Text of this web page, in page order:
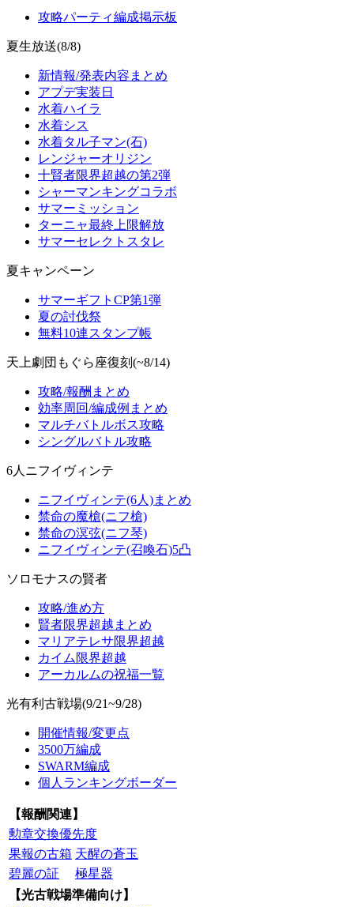
攻略パーティ編成掲示板
夏生放送(8/8)
新情報/発表内容まとめ
アプデ実装日
水着ハイラ
水着シス
水着タル子マン(石)
レンジャーオリジン
十賢者限界超越の第2弾
シャーマンキングコラボ
サマーミッション
ターニャ最終上限解放
サマーセレクトスタレ
夏キャンペーン
サマーギフトCP第1弾
夏の討伐祭
無料10連スタンプ帳
天上劇団もぐら座復刻(~8/14)
攻略/報酬まとめ
効率周回/編成例まとめ
マルチバトルボス攻略
シングルバトル攻略
6人ニフイヴィンテ
ニフイヴィンテ(6人)まとめ
禁命の魔槍(ニフ槍)
禁命の溟弦(ニフ琴)
ニフイヴィンテ(召喚石)5凸
ソロモナスの賢者
攻略/進め方
賢者限界超越まとめ
マリアテレサ限界超越
カイム限界超越
アーカルムの祝福一覧
光有利古戦場(9/21~9/28)
開催情報/変更点
3500万編成
SWARM編成
個人ランキングボーダー
【報酬関連】
勲章交換優先度
果報の古箱 天醒の蒼玉
碧麗の証
極星器
【光古戦場準備向け】